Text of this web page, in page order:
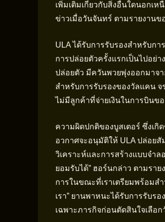
เพิ่มเติมเกี่ยวกับสิ่งอื่นใดนอกเ
ข่าวเมื่อวันจันทร์ ตามรายงานข
ULA ได้รับการรับรองสำหรับก
การปล่อยตัวครั้งแรกเป็นไปอย่
ปล่อยตัว มีควันพวยพุ่งออกมาจ
สำหรับการรับรองของวัลแคน จ
ไม่มีลูกค้าที่จ่ายเงินในการบินข
ความผิดปกติของบูสเตอร์ ซึ่งเ
อวกาศจะอนุมัติให้ ULA ปล่อยสั
วิเคราะห์และการสร้างแบบจำล
ยอมรับได้” ฮอร์นกล่าว ตามราย
การในขณะที่เราเตรียมพร้อมส
เรา” ยานพาหนะได้รับการรับร
เฉพาะภารกิจก่อนตัดสินใจเลือ